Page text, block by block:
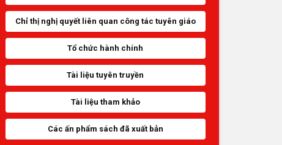
Chỉ thị nghị quyết liên quan công tác tuyên giáo
Tổ chức hành chính
Tài liệu tuyên truyền
Tài liệu tham khảo
Các ấn phẩm sách đã xuất bản